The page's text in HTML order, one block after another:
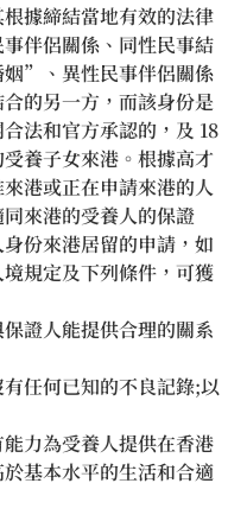
據締結當地有效的法律
伴侶關係、同性民事結
”、異性民事伴侶關係
的另一方，而該身份是
法和官方承認的，及 18
養子女來港。根據高才
港或正在申請來港的人
來港的受養人的保證
份來港居留的申請，如
規定及下列條件，可獲
證人能提供合理的關系
任何已知的不良記錄;以
力為受養人提供在香港
基本水平的生活和合適